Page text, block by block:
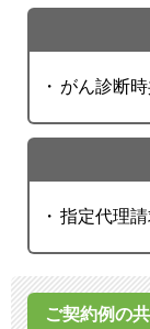
がん診断
指定代理
ご契約例の